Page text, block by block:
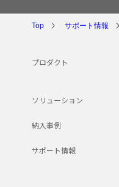
Top サポート情報
プロダクト
ソリューション
納入事例
サポート情報